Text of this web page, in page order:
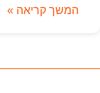
המשך קריאה »